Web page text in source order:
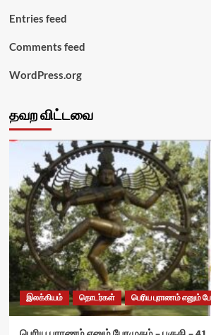
Entries feed
Comments feed
WordPress.org
தவற விட்டவை
இலக்கியம் தொடர்கள் பெரிய புராணம் எனும்